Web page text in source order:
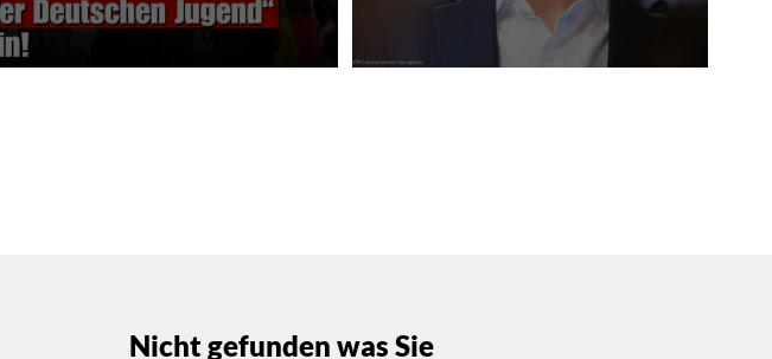
Nicht gefunden was Sie